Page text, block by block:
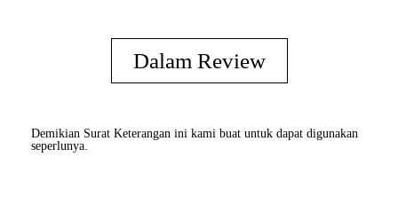
Dalam Review
Demikian Surat Keterangan ini kami buat untuk dapat digunakan
seperlunya.